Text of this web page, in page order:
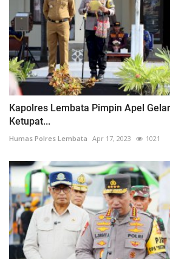
Kapolres Lembata Pimpin Apel
Ketupat...
Humas Polres Lembata Apr 17, 2023 1021